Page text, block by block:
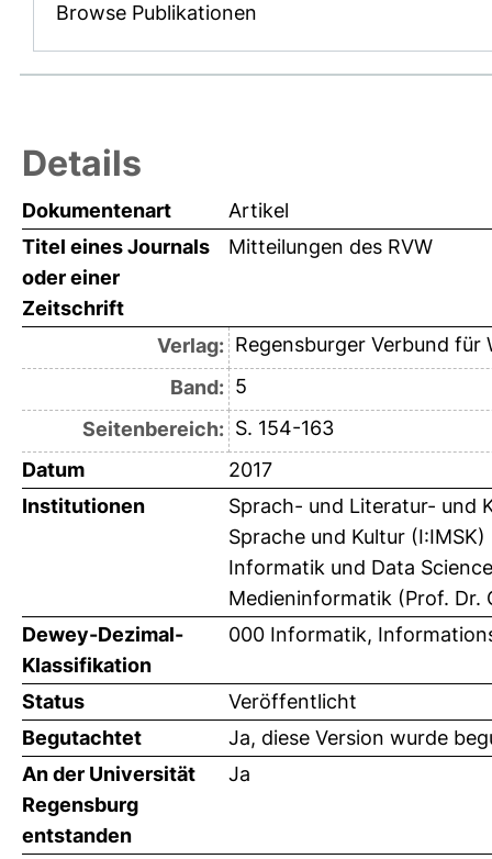
Browse Publikationen
Details
Dokumentenart
Artikel
Titel eines Journals
oder einer
Zeitschrift
Mitteilungen des RVW
Verlag: Regensburger Verbund für
Band: 5
Seitenbereich: S. 154-163
Datum
2017
Institutionen
Sprach- und Literatur- und
Sprache und Kultur
Informatik und Data
Medieninformatik (Prof. Dr.
Dewey-Dezimal-
Klassifikation
000 Informatik,
Status
Veröffentlicht
Begutachtet
Ja, diese Version wurde
An der Universität
Regensburg
entstanden
Ja